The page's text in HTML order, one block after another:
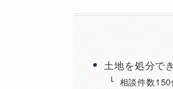
土地を処分で
相談件数150